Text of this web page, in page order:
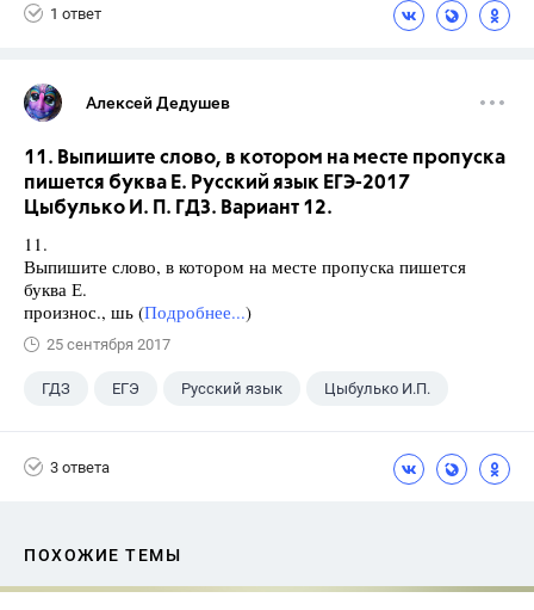
1 ответ
Алексей Дедушев
11. Выпишите слово, в котором на месте пропуска
пишется буква Е. Русский язык ЕГЭ-2017
Цыбулько И. П. ГДЗ. Вариант 12.
11.
Выпишите слово, в котором на месте пропуска пишется
буква Е.
произнос., шь (Подробнее...)
25 сентября 2017
ГДЗ ЕГЭ Русский язык Цыбулько И.П.
3 ответа
ПОХОЖИЕ ТЕМЫ